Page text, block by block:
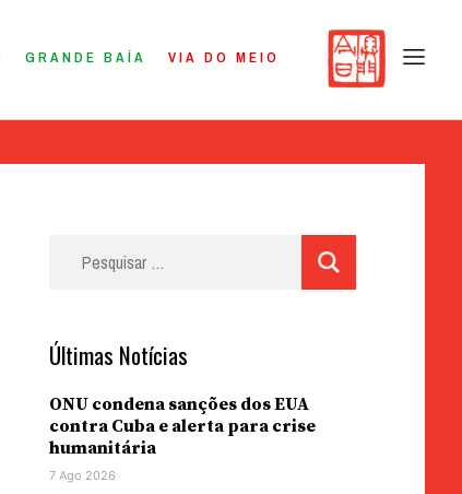
GRANDE BAÍA VIA DO MEIO
Últimas Notícias
ONU condena sanções dos EUA
contra Cuba e alerta para crise
humanitária
7 Ago 2026